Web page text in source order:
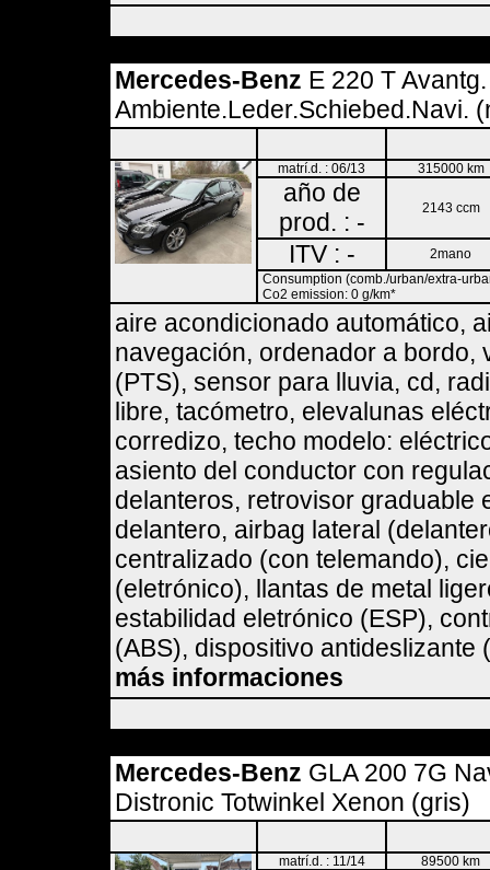
Mercedes-Benz E 220 T Avantg.
Ambiente.Leder.Schiebed.Navi.
matrí.d. : 06/13 315000 km
año de
prod. : -
2143 ccm
ITV : -
2mano
Consumption (comb./urban/extra-
Co2 emission: 0 g/km*
aire acondicionado automático,
navegación, ordenador a bordo,
(PTS), sensor para lluvia, cd,
libre, tacómetro, elevalunas
corredizo, techo modelo:
asiento del conductor con
delanteros, retrovisor graduable
delantero, airbag lateral
centralizado (con telemando),
(eletrónico), llantas de metal
estabilidad eletrónico (ESP),
(ABS), dispositivo antideslizante
más informaciones
Mercedes-Benz GLA 200 7G
Distronic Totwinkel Xenon (gris)
matrí.d. : 11/14 89500 km